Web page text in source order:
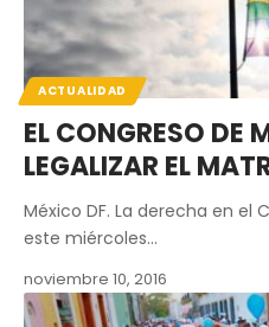
ACTUALIDAD
EL CONGRESO DE
LEGALIZAR EL
México DF. La derecha en el
este miércoles…
noviembre 10, 2016